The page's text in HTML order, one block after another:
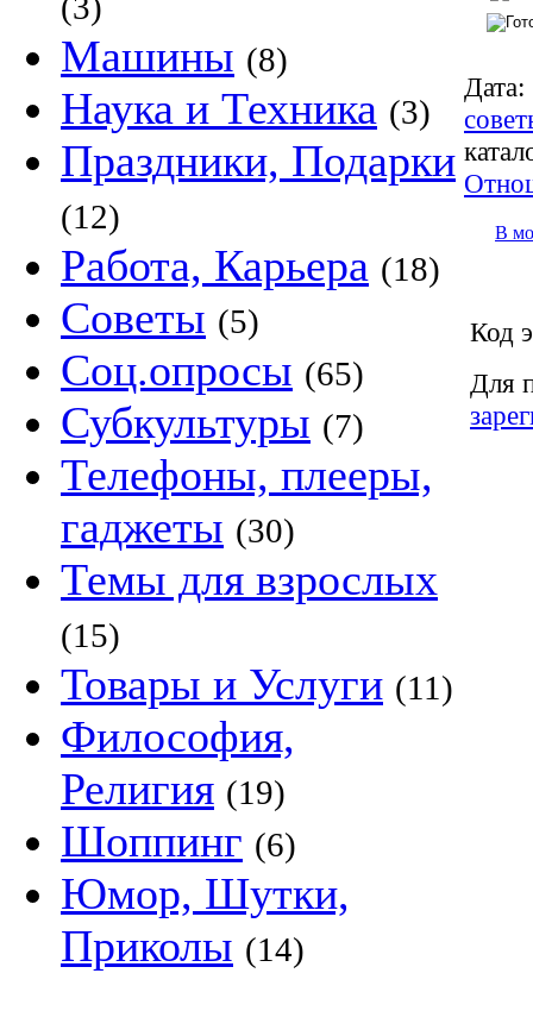
Машины (8)
Наука и Техника (3)
Праздники, Подарки
(12)
Работа, Карьера (18)
Советы (5)
Соц.опросы (65)
Субкультуры (7)
Телефоны, плееры,
гаджеты (30)
Темы для взрослых
(15)
Товары и Услуги (11)
Философия,
Религия (19)
Шоппинг (6)
Юмор, Шутки,
Приколы (14)
Дата:
В
Код
Для